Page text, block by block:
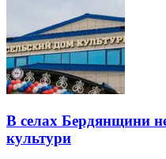
В селах Бердянщини
культури